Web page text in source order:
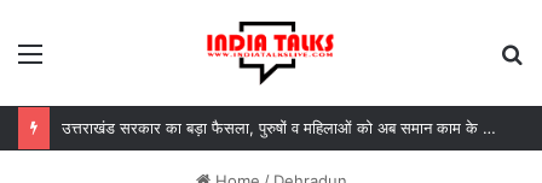
उत्तराखंड सरकार का बड़ा फैसला, पुरुषों व महिलाओं को अब समान काम के लिए समान वेतन